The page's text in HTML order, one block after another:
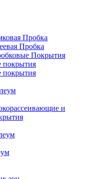
Пробка
Пробка
Покрытия
покрытия
покрытия
и